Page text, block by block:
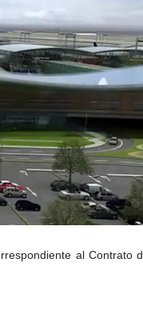
al Contrato